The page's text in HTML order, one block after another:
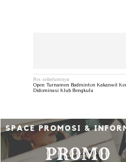
Navigasi
pos
Pos sebelumnya
Open Turnamen Badminton Kakanwil
Didominasi Klub Bengkulu